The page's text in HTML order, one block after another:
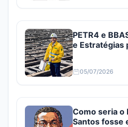
PETR4 e
e Estratégias
05/07/2026
Como seria o
Santos fosse